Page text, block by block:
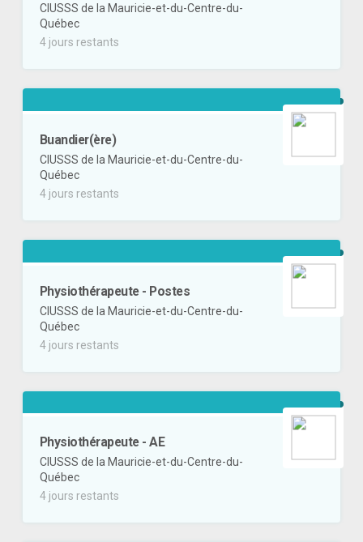
CIUSSS de la Mauricie-et-du-Centre-du-
Québec
4 jours restants
Buandier(ère)
CIUSSS de la Mauricie-et-du-Centre-du-
Québec
4 jours restants
Physiothérapeute - Postes
CIUSSS de la Mauricie-et-du-Centre-du-
Québec
4 jours restants
Physiothérapeute - AE
CIUSSS de la Mauricie-et-du-Centre-du-
Québec
4 jours restants